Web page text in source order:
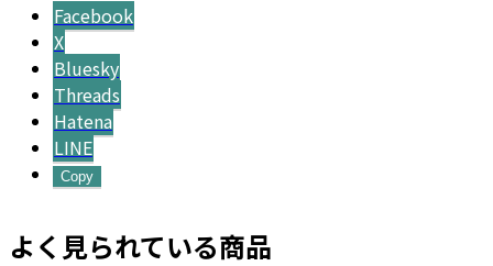
Facebook
X
Bluesky
Threads
Hatena
LINE
Copy
よく見られている商品